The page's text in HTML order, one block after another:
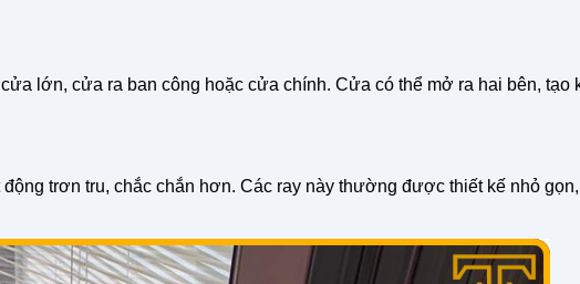
lớn, cửa ra ban công hoặc cửa chính. Cửa có thể mở ra hai bên, tạo
trơn tru, chắc chắn hơn. Các ray này thường được thiết kế nhỏ